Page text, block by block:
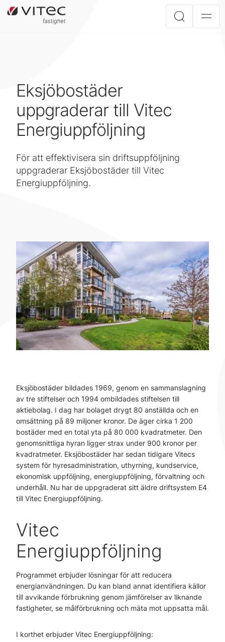
Eksjöbostäder
uppgraderar till Vitec
Energiuppföljning
För att effektivisera sin driftsuppföljning
uppgraderar Eksjöbostäder till Vitec
Energiuppföljning.
Eksjöbostäder bildades 1969, genom en sammanslagning
av tre stiftelser och 1994 ombildades stiftelsen till
aktiebolag. I dag har bolaget drygt 80 anställda och en
omsättning på 89 miljoner kronor. De äger cirka 1 200
bostäder med en total yta på 80 000 kvadratmeter. Den
genomsnittliga hyran ligger strax under 900 kronor per
kvadratmeter. Eksjöbostäder har sedan tidigare Vitecs
system för hyresadministration, uthyrning, kundservice,
ekonomisk uppföljning, energiuppföljning, förvaltning och
underhåll. Nu har de uppgraderat sitt äldre driftsystem E4
till Vitec Energiuppföljning.
Vitec
Energiuppföljning
Programmet erbjuder lösningar för att reducera
energianvändningen. Du kan bland annat identifiera källor
till avvikande förbrukning genom jämförelser av liknande
fastigheter, se målförbrukning och mäta mot uppsatta mål.
I korthet erbjuder Vitec Energiuppföljning: